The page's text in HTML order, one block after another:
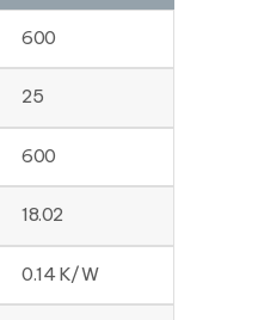
600
25
600
18.02
0.14 K/W